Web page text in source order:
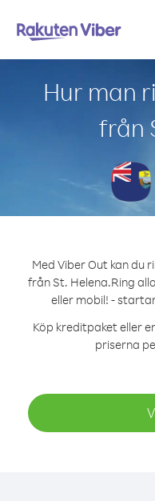
Hur man
från
Med Viber Out kan du
från St. Helena.Ring
eller mobil! -
Köp kreditpaket eller
priserna